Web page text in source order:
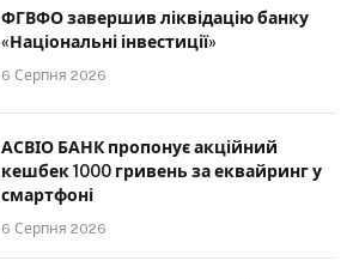
ФГВФО завершив ліквідацію банку
«Національні інвестиції»
6 Серпня 2026
АСВІО БАНК пропонує акційний
кешбек 1000 гривень за еквайринг у
смартфоні
6 Серпня 2026